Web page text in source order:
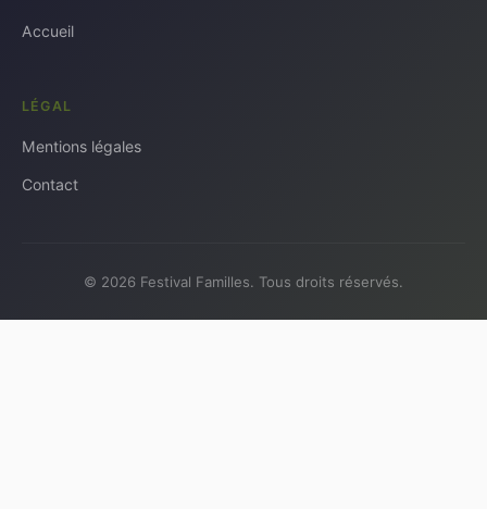
Accueil
LÉGAL
Mentions légales
Contact
© 2026 Festival Familles. Tous droits réservés.